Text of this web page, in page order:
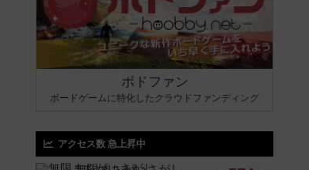
ボドファン
ボードゲームに特化したクラウドファンディング
アクセス数 急上昇中